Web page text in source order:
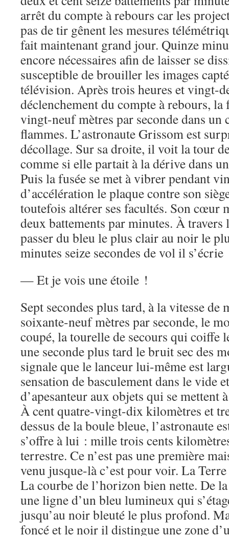
arrêt du compte à rebours car les
pas de tir gênent les mesures
fait maintenant grand jour. Quinze
encore nécessaires afin de laisser se
susceptible de brouiller les images
télévision. Après trois heures et vingt-
déclenchement du compte à rebours, la
vingt-neuf mètres par seconde dans un
flammes. L’astronaute Grissom est
décollage. Sur sa droite, il voit la tour
comme si elle partait à la dérive dans
Puis la fusée se met à vibrer pendant
d’accélération le plaque contre son
toutefois altérer ses facultés. Son cœur
deux battements par minutes. À
passer du bleu le plus clair au noir le
minutes seize secondes de vol il s’écrie
— Et je vois une étoile !
Sept secondes plus tard, à la vitesse de
soixante-neuf mètres par seconde, le
coupé, la tourelle de secours qui coiffe
une seconde plus tard le bruit sec des
signale que le lanceur lui-même est
sensation de basculement dans le vide
d’apesanteur aux objets qui se mettent
À cent quatre-vingt-dix kilomètres et
dessus de la boule bleue, l’astronaute
s’offre à lui : mille trois cents
terrestre. Ce n’est pas une première
venu jusque-là c’est pour voir. La
La courbe de l’horizon bien nette. De
une ligne d’un bleu lumineux qui
jusqu’au noir bleuté le plus profond.
foncé et le noir il distingue une zone